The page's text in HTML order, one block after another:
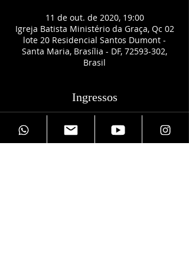
11 de out. de 2020, 19:00
Igreja Batista Ministério da Graça, Qc 02
lote 20 Residencial Santos Dumont -
Santa Maria, Brasília - DF, 72593-302,
Brasil
Ingressos
Vendas encerradas